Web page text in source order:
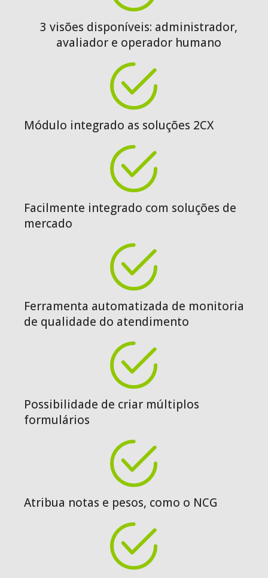
3 visões disponíveis: administrador,
avaliador e operador humano
Módulo integrado as soluções 2CX
Facilmente integrado com soluções de
mercado
Ferramenta automatizada de monitoria
de qualidade do atendimento
Possibilidade de criar múltiplos
formulários
Atribua notas e pesos, como o NCG